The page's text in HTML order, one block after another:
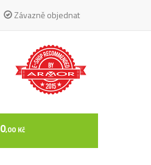
Závazně objednat
0,00 Kč